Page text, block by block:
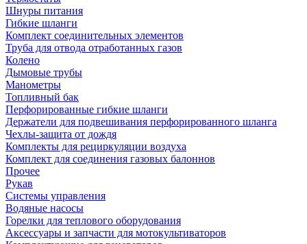
Шнуры питания
Гибкие шланги
Комплект соединительных элементов
Труба для отвода отработанных газов
Колено
Дымовые трубы
Манометры
Топливный бак
Перфорированные гибкие шланги
Держатели для подвешивания перфорированного шланга
Чехлы-защита от дождя
Комплекты для рециркуляции воздуха
Комплект для соединения газовых балоннов
Прочее
Рукав
Системы управления
Водяные насосы
Горелки для теплового оборудования
Аксессуары и запчасти для мотокультиваторов